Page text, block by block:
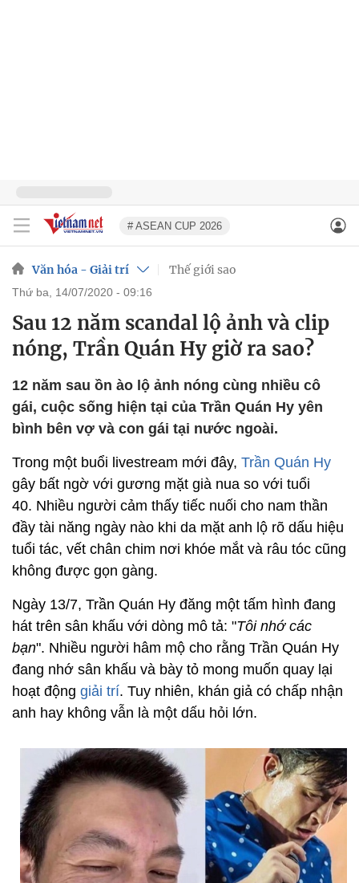
# ASEAN CUP 2026
Văn hóa - Giải trí Thế giới sao
thứ ba, 14/07/2020 - 09:16
Sau 12 năm scandal lộ ảnh và clip
nóng, Trần Quán Hy giờ ra sao?
12 năm sau ồn ào lộ ảnh nóng cùng nhiều cô
gái, cuộc sống hiện tại của Trần Quán Hy yên
bình bên vợ và con gái tại nước ngoài.
Trong một buổi livestream mới đây, Trần Quán Hy
gây bất ngờ với gương mặt già nua so với tuổi
40. Nhiều người cảm thấy tiếc nuối cho nam thần
đầy tài năng ngày nào khi da mặt anh lộ rõ dấu hiệu
tuổi tác, vết chân chim nơi khóe mắt và râu tóc cũng
không được gọn gàng.
Ngày 13/7, Trần Quán Hy đăng một tấm hình đang
hát trên sân khấu với dòng mô tả: "Tôi nhớ các
bạn". Nhiều người hâm mộ cho rằng Trần Quán Hy
đang nhớ sân khấu và bày tỏ mong muốn quay lại
hoạt động giải trí. Tuy nhiên, khán giả có chấp nhận
anh hay không vẫn là một dấu hỏi lớn.